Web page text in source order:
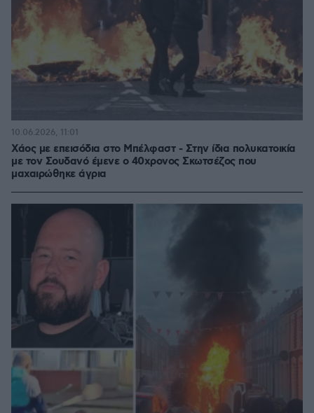
Χάος με επεισόδια στο Μπέλφαστ - Στην ίδια πολυκατοικία
με τον Σουδανό έμενε ο 40χρονος Σκωτσέζος που
μαχαιρώθηκε άγρια
10.06.2026, 11:01